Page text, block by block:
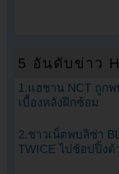
5 อันดับข่าว
1.แฮชาน NCT ถูก
เบื้องหลังฝึกซ้อม
2.ชาวเน็ตพบลิซ่า
TWICE ไปช้อปปิ้งด้